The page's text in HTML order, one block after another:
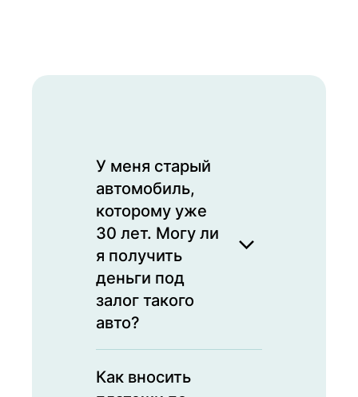
У меня старый
автомобиль,
которому уже
30 лет. Могу ли
я получить
деньги под
залог такого
авто?
любые
Как вносить